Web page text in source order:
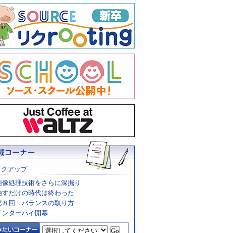
アップ
像処理技術をさらに深掘り
すだけの時代は終わった
８回 バランスの取り方
ンターハイ開幕